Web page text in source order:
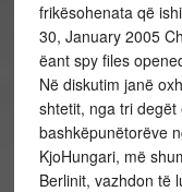
frikësohenata që
30, January 2005
ëant spy files
Në diskutim janë
shtetit, nga tri
bashkëpunëtorëve
KjoHungari, më
Berlinit, vazhdon të